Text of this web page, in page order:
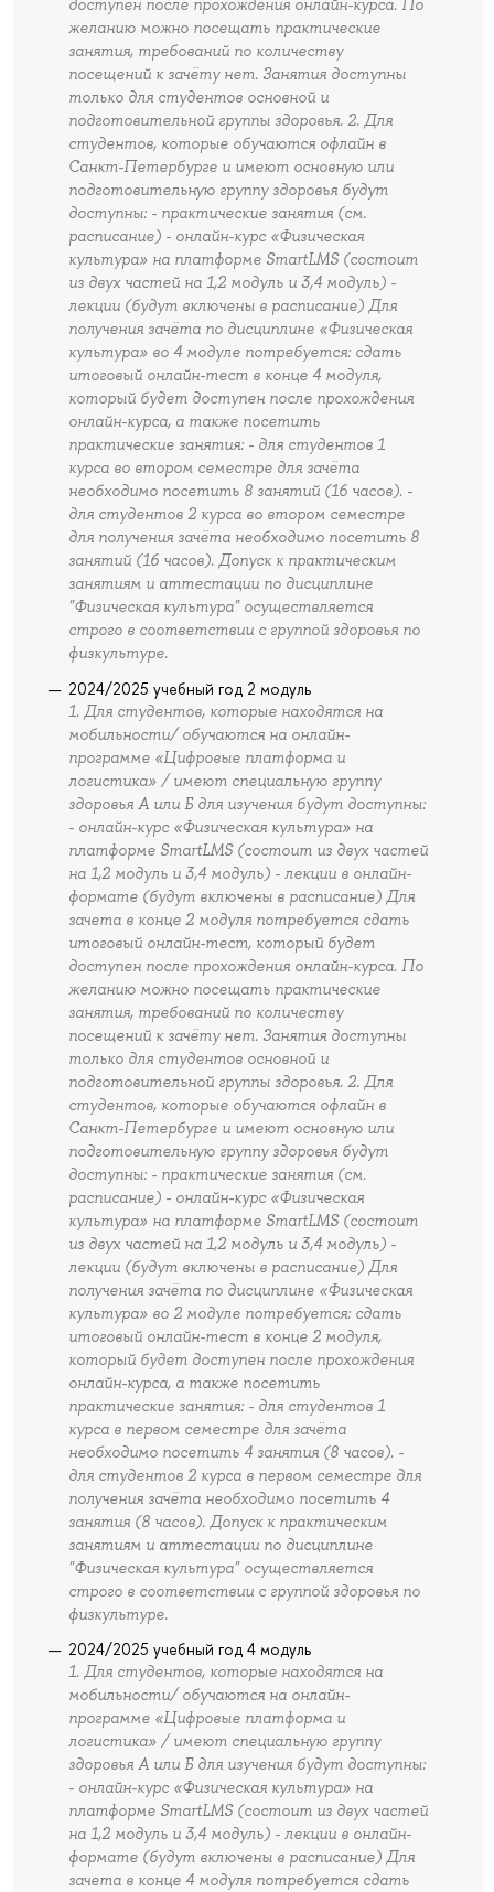
доступен после прохождения онлайн-курса. По
желанию можно посещать практические
занятия, требований по количеству
посещений к зачёту нет. Занятия доступны
только для студентов основной и
подготовительной группы здоровья. 2. Для
студентов, которые обучаются офлайн в
Санкт-Петербурге и имеют основную или
подготовительную группу здоровья будут
доступны: - практические занятия (см.
расписание) - онлайн-курс «Физическая
культура» на платформе SmartLMS (состоит
из двух частей на 1,2 модуль и 3,4 модуль) -
лекции (будут включены в расписание) Для
получения зачёта по дисциплине «Физическая
культура» во 4 модуле потребуется: сдать
итоговый онлайн-тест в конце 4 модуля,
который будет доступен после прохождения
онлайн-курса, а также посетить
практические занятия: - для студентов 1
курса во втором семестре для зачёта
необходимо посетить 8 занятий (16 часов). -
для студентов 2 курса во втором семестре
для получения зачёта необходимо посетить 8
занятий (16 часов). Допуск к практическим
занятиям и аттестации по дисциплине
"Физическая культура" осуществляется
строго в соответствии с группой здоровья по
физкультуре.
2024/2025 учебный год 2 модуль
1. Для студентов, которые находятся на
мобильности/ обучаются на онлайн-
программе «Цифровые платформа и
логистика» / имеют специальную группу
здоровья А или Б для изучения будут доступны:
- онлайн-курс «Физическая культура» на
платформе SmartLMS (состоит из двух частей
на 1,2 модуль и 3,4 модуль) - лекции в онлайн-
формате (будут включены в расписание) Для
зачета в конце 2 модуля потребуется сдать
итоговый онлайн-тест, который будет
доступен после прохождения онлайн-курса. По
желанию можно посещать практические
занятия, требований по количеству
посещений к зачёту нет. Занятия доступны
только для студентов основной и
подготовительной группы здоровья. 2. Для
студентов, которые обучаются офлайн в
Санкт-Петербурге и имеют основную или
подготовительную группу здоровья будут
доступны: - практические занятия (см.
расписание) - онлайн-курс «Физическая
культура» на платформе SmartLMS (состоит
из двух частей на 1,2 модуль и 3,4 модуль) -
лекции (будут включены в расписание) Для
получения зачёта по дисциплине «Физическая
культура» во 2 модуле потребуется: сдать
итоговый онлайн-тест в конце 2 модуля,
который будет доступен после прохождения
онлайн-курса, а также посетить
практические занятия: - для студентов 1
курса в первом семестре для зачёта
необходимо посетить 4 занятия (8 часов). -
для студентов 2 курса в первом семестре для
получения зачёта необходимо посетить 4
занятия (8 часов). Допуск к практическим
занятиям и аттестации по дисциплине
"Физическая культура" осуществляется
строго в соответствии с группой здоровья по
физкультуре.
2024/2025 учебный год 4 модуль
1. Для студентов, которые находятся на
мобильности/ обучаются на онлайн-
программе «Цифровые платформа и
логистика» / имеют специальную группу
здоровья А или Б для изучения будут доступны:
- онлайн-курс «Физическая культура» на
платформе SmartLMS (состоит из двух частей
на 1,2 модуль и 3,4 модуль) - лекции в онлайн-
формате (будут включены в расписание) Для
зачета в конце 4 модуля потребуется сдать